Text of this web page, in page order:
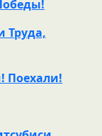
Труда,
Поехали!